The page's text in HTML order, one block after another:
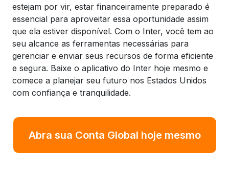
estejam por vir, estar financeiramente preparado é
essencial para aproveitar essa oportunidade assim
que ela estiver disponível. Com o Inter, você tem ao
seu alcance as ferramentas necessárias para
gerenciar e enviar seus recursos de forma eficiente
e segura. Baixe o aplicativo do Inter hoje mesmo e
comece a planejar seu futuro nos Estados Unidos
com confiança e tranquilidade.
Abra sua Conta Global hoje mesmo